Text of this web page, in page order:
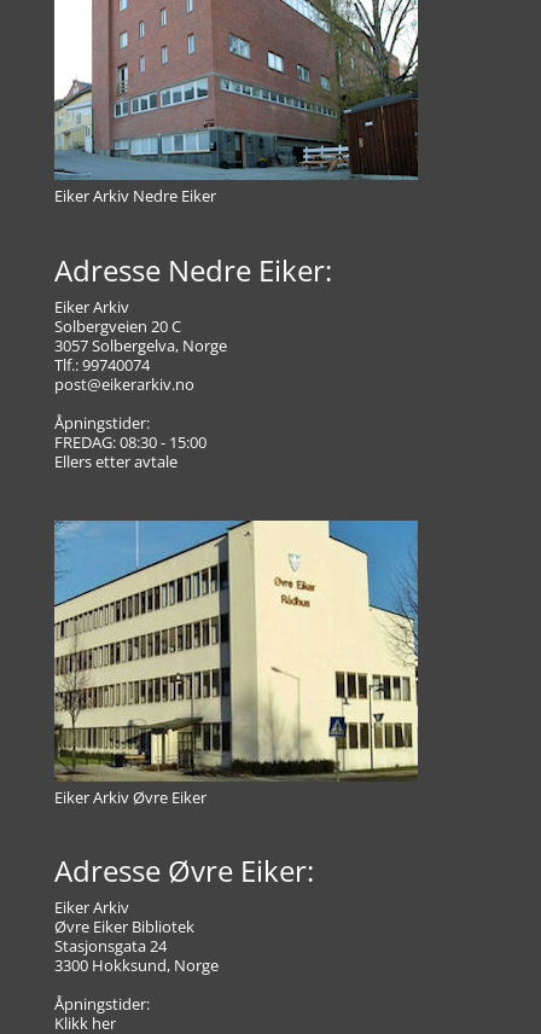
Eiker Arkiv Nedre Eiker
Adresse Nedre Eiker:
Eiker Arkiv
Solbergveien 20 C
3057 Solbergelva, Norge
Tlf.: 99740074
post@eikerarkiv.no
Åpningstider:
FREDAG: 08:30 - 15:00
Ellers etter avtale
Eiker Arkiv Øvre Eiker
Adresse Øvre Eiker:
Eiker Arkiv
Øvre Eiker Bibliotek
Stasjonsgata 24
3300 Hokksund, Norge
Åpningstider:
Klikk her